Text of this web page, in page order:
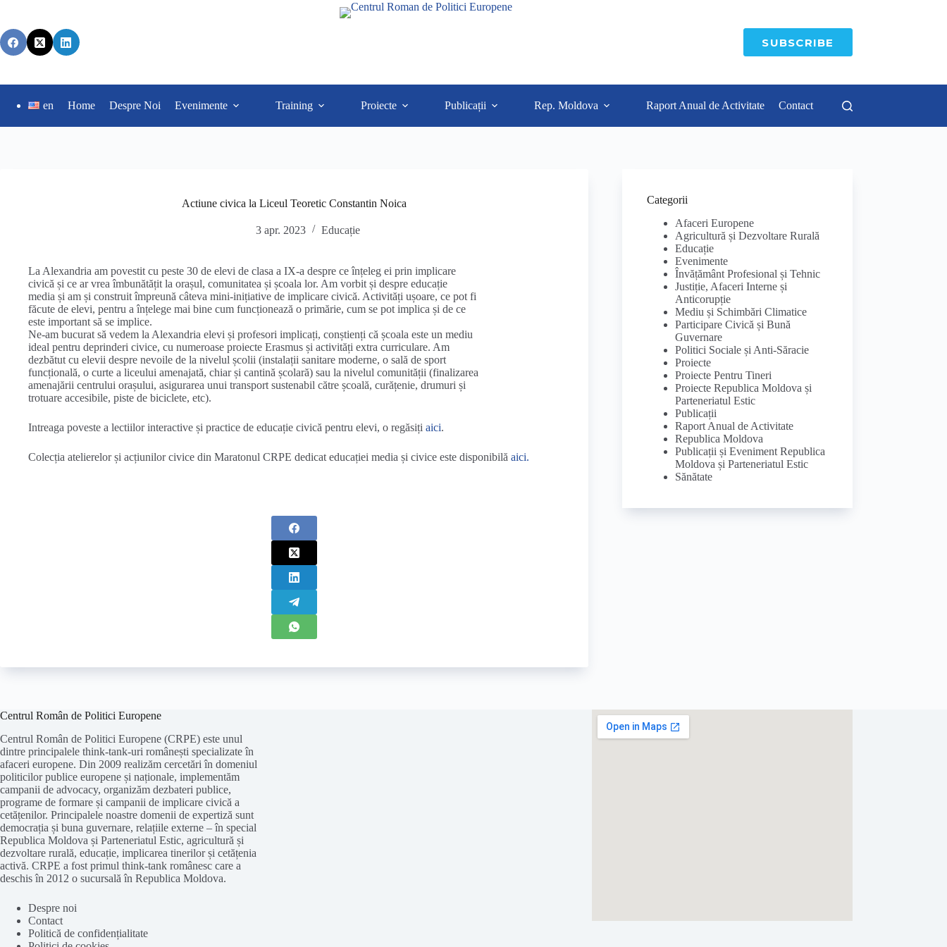
pentru a ne
ACCEPT
SUBSCRIBE
en Home Despre Noi Evenimente Training Proiecte Publicații Rep. Moldova Raport Anual de Activitate Contact
Actiune civica la Liceul Teoretic Constantin Noica
3 apr. 2023 Educație
La Alexandria am povestit cu peste 30 de elevi de clasa a IX-a despre ce înțeleg ei prin implicare
civică și ce ar vrea îmbunătățit la orașul, comunitatea și școala lor. Am vorbit și despre educație
media și am și construit împreună câteva mini-inițiative de implicare civică. Activități ușoare, ce pot fi
făcute de elevi, pentru a înțelege mai bine cum funcționează o primărie, cum se pot implica și de ce
este important să se implice.
Ne-am bucurat să vedem la Alexandria elevi și profesori implicați, conștienți că școala este un mediu
ideal pentru deprinderi civice, cu numeroase proiecte Erasmus și activități extra curriculare. Am
dezbătut cu elevii despre nevoile de la nivelul școlii (instalații sanitare moderne, o sală de sport
funcțională, o curte a liceului amenajată, chiar și cantină școlară) sau la nivelul comunității (finalizarea
amenajării centrului orașului, asigurarea unui transport sustenabil către școală, curățenie, drumuri și
trotuare accesibile, piste de biciclete, etc).
Intreaga poveste a lectiilor interactive și practice de educație civică pentru elevi, o regăsiți aici.
Colecția atelierelor și acțiunilor civice din Maratonul CRPE dedicat educației media și civice este disponibilă aici.
Categorii
Afaceri Europene
Agricultură și Dezvoltare Rurală
Educație
Evenimente
Învățământ Profesional și Tehnic
Justiție, Afaceri Interne și
Anticorupție
Mediu și Schimbări Climatice
Participare Civică și Bună
Guvernare
Politici Sociale și Anti-Săracie
Proiecte
Proiecte Pentru Tineri
Proiecte Republica Moldova și
Parteneriatul Estic
Publicații
Raport Anual de Activitate
Republica Moldova
Publicații și Eveniment Republica
Moldova și Parteneriatul Estic
Sănătate
Centrul Român de Politici Europene
Centrul Român de Politici Europene (CRPE) este unul
dintre principalele think-tank-uri românești specializate în
afaceri europene. Din 2009 realizăm cercetări în domeniul
politicilor publice europene și naționale, implementăm
campanii de advocacy, organizăm dezbateri publice,
programe de formare și campanii de implicare civică a
cetățenilor. Principalele noastre domenii de expertiză sunt
democrația și buna guvernare, relațiile externe – în special
Republica Moldova și Parteneriatul Estic, agricultură și
dezvoltare rurală, educație, implicarea tinerilor și cetățenia
activă. CRPE a fost primul think-tank românesc care a
deschis în 2012 o sucursală în Republica Moldova.
Despre noi
Contact
Politică de confidențialitate